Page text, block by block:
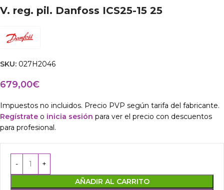
V. reg. pil. Danfoss ICS25-15 25
SKU: 027H2046
679,00€
Impuestos no incluidos. Precio PVP según tarifa del fabricante.
Regístrate o inicia sesión para ver el precio con descuentos
para profesional.
AÑADIR AL CARRITO